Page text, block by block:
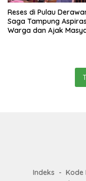
Reses di Pulau
Saga Tampung
Warga dan Ajak
Indeks Kode